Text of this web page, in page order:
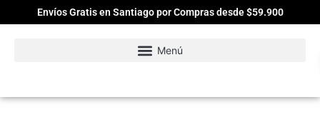
Envíos Gratis en Santiago por Compras desde $59.900